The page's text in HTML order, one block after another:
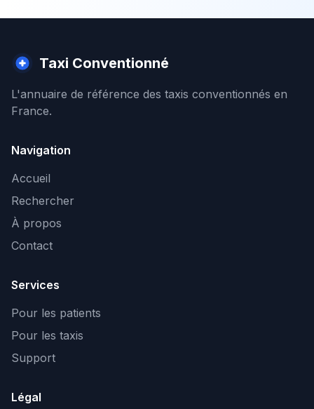
Taxi Conventionné
L'annuaire de référence des taxis conventionnés en
France.
Navigation
Accueil
Rechercher
À propos
Contact
Services
Pour les patients
Pour les taxis
Support
Légal